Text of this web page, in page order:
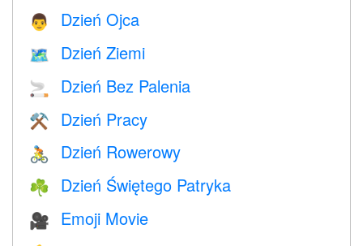
👨 Dzień Ojca
🗺️ Dzień Ziemi
🚬 Dzień Bez Palenia
⚒️ Dzień Pracy
🚴 Dzień Rowerowy
☘️ Dzień Świętego Patryka
🎥 Emoji Movie